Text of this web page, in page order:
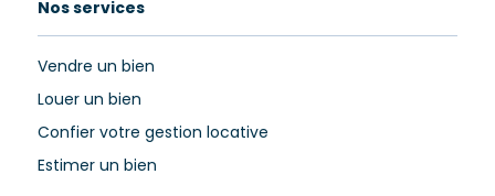
Nos services
Vendre un bien
Louer un bien
Confier votre gestion locative
Estimer un bien